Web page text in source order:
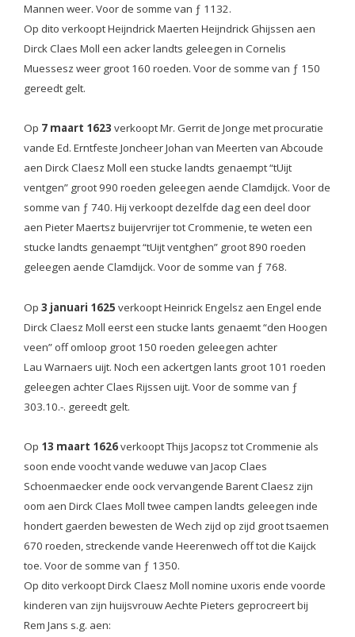
Mannen weer. Voor de somme van ƒ 1132.
Op dito verkoopt Heijndrick Maerten Heijndrick Ghijssen aen
Dirck Claes Moll een acker landts geleegen in Cornelis
Muessesz weer groot 160 roeden. Voor de somme van ƒ 150
gereedt gelt.
Op 7 maart 1623 verkoopt Mr. Gerrit de Jonge met procuratie
vande Ed. Erntfeste Joncheer Johan van Meerten van Abcoude
aen Dirck Claesz Moll een stucke landts genaempt “tUijt
ventgen” groot 990 roeden geleegen aende Clamdijck. Voor de
somme van ƒ 740. Hij verkoopt dezelfde dag een deel door
aen Pieter Maertsz buijervrijer tot Crommenie, te weten een
stucke landts genaempt “tUijt ventghen” groot 890 roeden
geleegen aende Clamdijck. Voor de somme van ƒ 768.
Op 3 januari 1625 verkoopt Heinrick Engelsz aen Engel ende
Dirck Claesz Moll eerst een stucke lants genaemt “den Hoogen
veen” off omloop groot 150 roeden geleegen achter
Lau Warnaers uijt. Noch een ackertgen lants groot 101 roeden
geleegen achter Claes Rijssen uijt. Voor de somme van ƒ
303.10.-. gereedt gelt.
Op 13 maart 1626verkoopt Thijs Jacopsz tot Crommenie als
soon ende voocht vande weduwe van Jacop Claes
Schoenmaecker ende oock vervangende Barent Claesz zijn
oom aen Dirck Claes Moll twee campen landts geleegen inde
hondert gaerden bewesten de Wech zijd op zijd groot tsaemen
670 roeden, streckende vande Heerenwech off tot die Kaijck
toe. Voor de somme van ƒ 1350.
Op dito verkoopt Dirck Claesz Moll nomine uxoris ende voorde
kinderen van zijn huijsvrouw Aechte Pieters geprocreert bij
Rem Jans s.g. aen: